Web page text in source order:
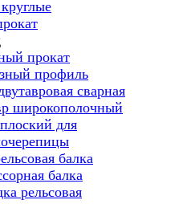
прокат
профиль
сварная
широкополочный
для
балка
балка
рельсовая